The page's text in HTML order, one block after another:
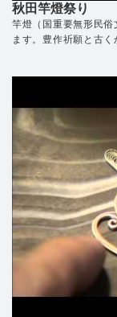
秋田竿燈祭り
（ダウンロードで
竿燈（国重要無形民
ます。豊作祈願と古